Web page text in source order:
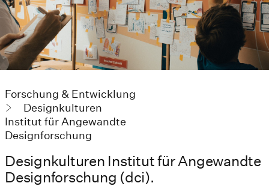
Forschung & Entwicklung
Designkulturen
Institut für Angewandte
Designforschung
Designkulturen Institut für Angewandte
Designforschung (dci).